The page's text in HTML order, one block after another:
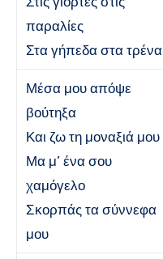
παραλίες
Στα γήπεδα στα τρένα
Μέσα μου απόψε
βούτηξα
Και ζω τη μοναξιά μου
Μα μ’ ένα σου
χαμόγελο
Σκορπάς τα σύννεφα
μου